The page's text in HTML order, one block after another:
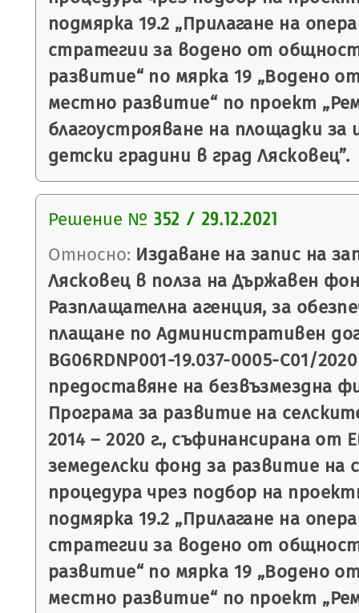
подмярка 19.2 „Прилагане на
стратегии за водено от
развитие“ по мярка 19 „Водено
местно развитие“ по проект
благоустрояване на площадки
детски градини в град Лясковец”.
Решение № 352 / 29.12.2021
Относно: Издаване на запис на
Лясковец в полза на Държавен
Разплащателна агенция, за
плащане по Административен
BG06RDNP001-19.037-0005-С01/
предоставяне на безвъзмездна
Програма за развитие на
2014 – 2020 г., съфинансирана от
земеделски фонд за развитие на
процедура чрез подбор на
подмярка 19.2 „Прилагане на
стратегии за водено от
развитие“ по мярка 19 „Водено
местно развитие“ по проект